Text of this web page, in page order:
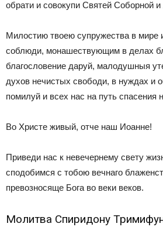
обрати и совокупи Святей Соборной
Милостию твоею супружества в мире
соблюди, монашествующим в делах
благословение даруй, малодушныя
духов нечистых свободи, в нуждах и
помилуй и всех нас на путь спасения
Во Христе живый, отче наш Иоанне!
Приведи нас к невечернему свету
сподобимся с тобою вечнаго
превозносяще Бога во веки веков.
Молитва Спиридону